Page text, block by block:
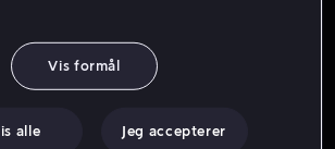
Vis formål
alle Jeg accepterer